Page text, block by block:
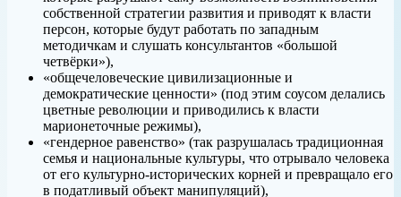
собственной стратегии развития и приводят к власти
персон, которые будут работать по западным
методичкам и слушать консультантов «большой
четвёрки»),
«общечеловеческие цивилизационные и
демократические ценности» (под этим соусом делались
цветные революции и приводились к власти
марионеточные режимы),
«гендерное равенство» (так разрушалась традиционная
семья и национальные культуры, что отрывало человека
от его культурно-исторических корней и превращало его
в податливый объект манипуляций),